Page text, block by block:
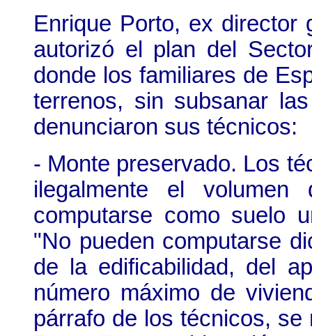
Enrique Porto, ex director
autorizó el plan del
donde los familiares de
terrenos, sin subsanar
denunciaron sus técnicos:
- Monte preservado. Los
ilegalmente el
computarse como suelo
"No pueden computarse
de la edificabilidad, del
número máximo de
párrafo de los técnicos,